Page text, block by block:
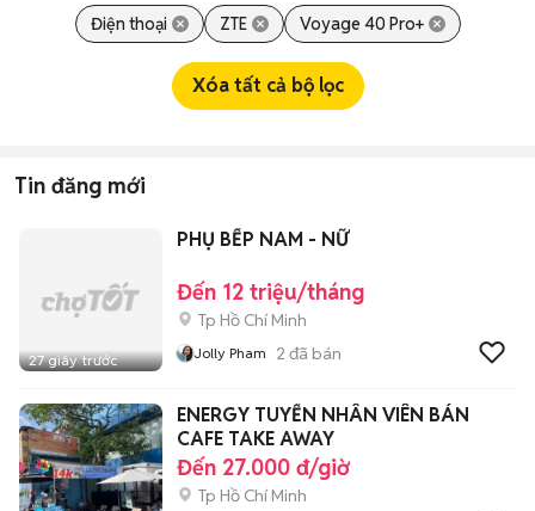
Điện thoại ZTE Voyage 40 Pro+
Xóa tất cả bộ lọc
Tin đăng mới
27 giây trước
PHỤ BẾP NAM - NỮ
Đến 12 triệu/tháng
Tp Hồ Chí Minh
Jolly Pham 2 đã bán
ENERGY TUYỂN NHÂN VIÊN BÁN
CAFE TAKE AWAY
Đến 27.000 đ/giờ
Tp Hồ Chí Minh